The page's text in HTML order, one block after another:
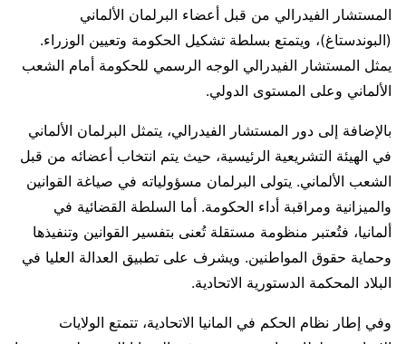
المستشار الفيدرالي من قبل أعضاء البرلمان الألماني
(البوندستاغ)، ويتمتع بسلطة تشكيل الحكومة وتعيين الوزراء.
يمثل المستشار الفيدرالي الوجه الرسمي للحكومة أمام الشعب
الألماني وعلى المستوى الدولي.
بالإضافة إلى دور المستشار الفيدرالي، يتمثل البرلمان الألماني
في الهيئة التشريعية الرئيسية، حيث يتم انتخاب أعضائه من قبل
الشعب الألماني. يتولى البرلمان مسؤولياته في صياغة القوانين
والميزانية ومراقبة أداء الحكومة. أما السلطة القضائية في
ألمانيا، فتُعتبر منظومة مستقلة تُعنى بتفسير القوانين وتنفيذها
وحماية حقوق المواطنين. ويشرف على تطبيق العدالة العليا في
البلاد المحكمة الدستورية الاتحادية.
وفي إطار نظام الحكم في المانيا الاتحادية، تتمتع الولايات